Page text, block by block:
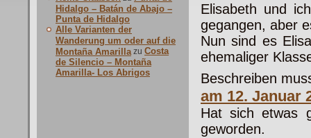
Hidalgo – Batán de Abajo –
Punta de Hidalgo
Alle Varianten der
Wanderung um oder auf die
Montaña Amarilla zu Costa
de Silencio – Montaña
Amarilla- Los Abrigos
Elisabeth und
gegangen, aber
Nun sind es
ehemaliger
Beschreiben
am 12. Januar
Hat sich etwas
geworden.